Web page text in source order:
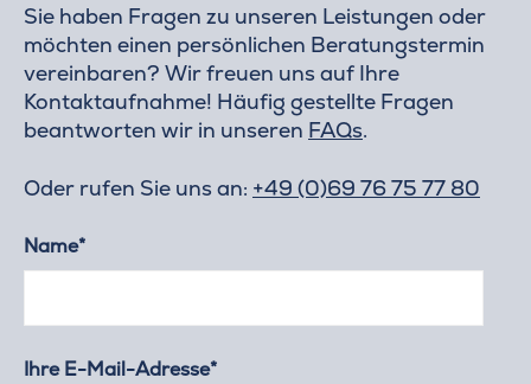
Sie haben Fragen zu unseren Leistungen oder
möchten einen persönlichen Beratungstermin
vereinbaren? Wir freuen uns auf Ihre
Kontaktaufnahme! Häufig gestellte Fragen
beantworten wir in unseren FAQs.
Oder rufen Sie uns an: +49 (0)69 76 75 77 80
Name*
Ihre E-Mail-Adresse*